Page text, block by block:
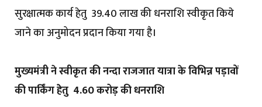
सुरक्षात्मक कार्य हेतु ₹ 39.40 लाख की धनराशि स्वीकृत किये
जाने का अनुमोदन प्रदान किया गया है।
मुख्यमंत्री ने स्वीकृत की नन्दा राजजात यात्रा के विभिन्न पड़ावों
की पार्किंग हेेतु ₹ 4.60 करोड़ की धनराशि